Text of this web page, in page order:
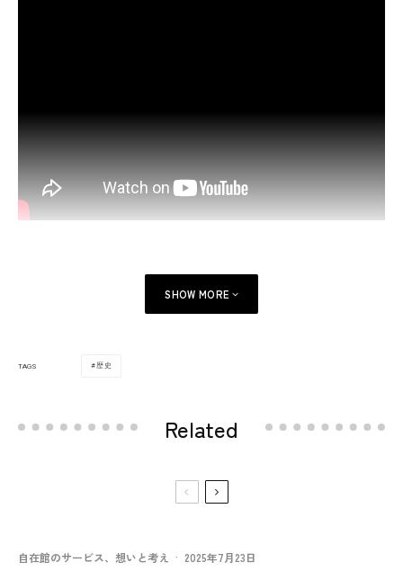
SHOW MORE
TAGS 歴史
Related
自在館のサービス、想いと考え · 2025年7月23日